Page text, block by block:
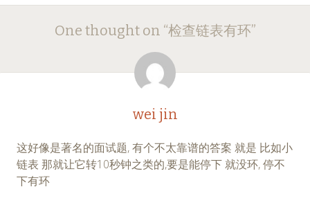
Post
navigation
One thought on “检查链表有环”
wei jin
这好像是著名的面试题, 有个不太靠谱的答案 就是 比如小
链表 那就让它转10秒钟之类的,要是能停下 就没环, 停不
下有环